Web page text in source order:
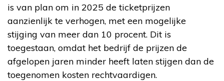
is van plan om in 2025 de ticketprijzen
aanzienlijk te verhogen, met een mogelijke
stijging van meer dan 10 procent. Dit is
toegestaan, omdat het bedrijf de prijzen de
afgelopen jaren minder heeft laten stijgen dan de
toegenomen kosten rechtvaardigen.